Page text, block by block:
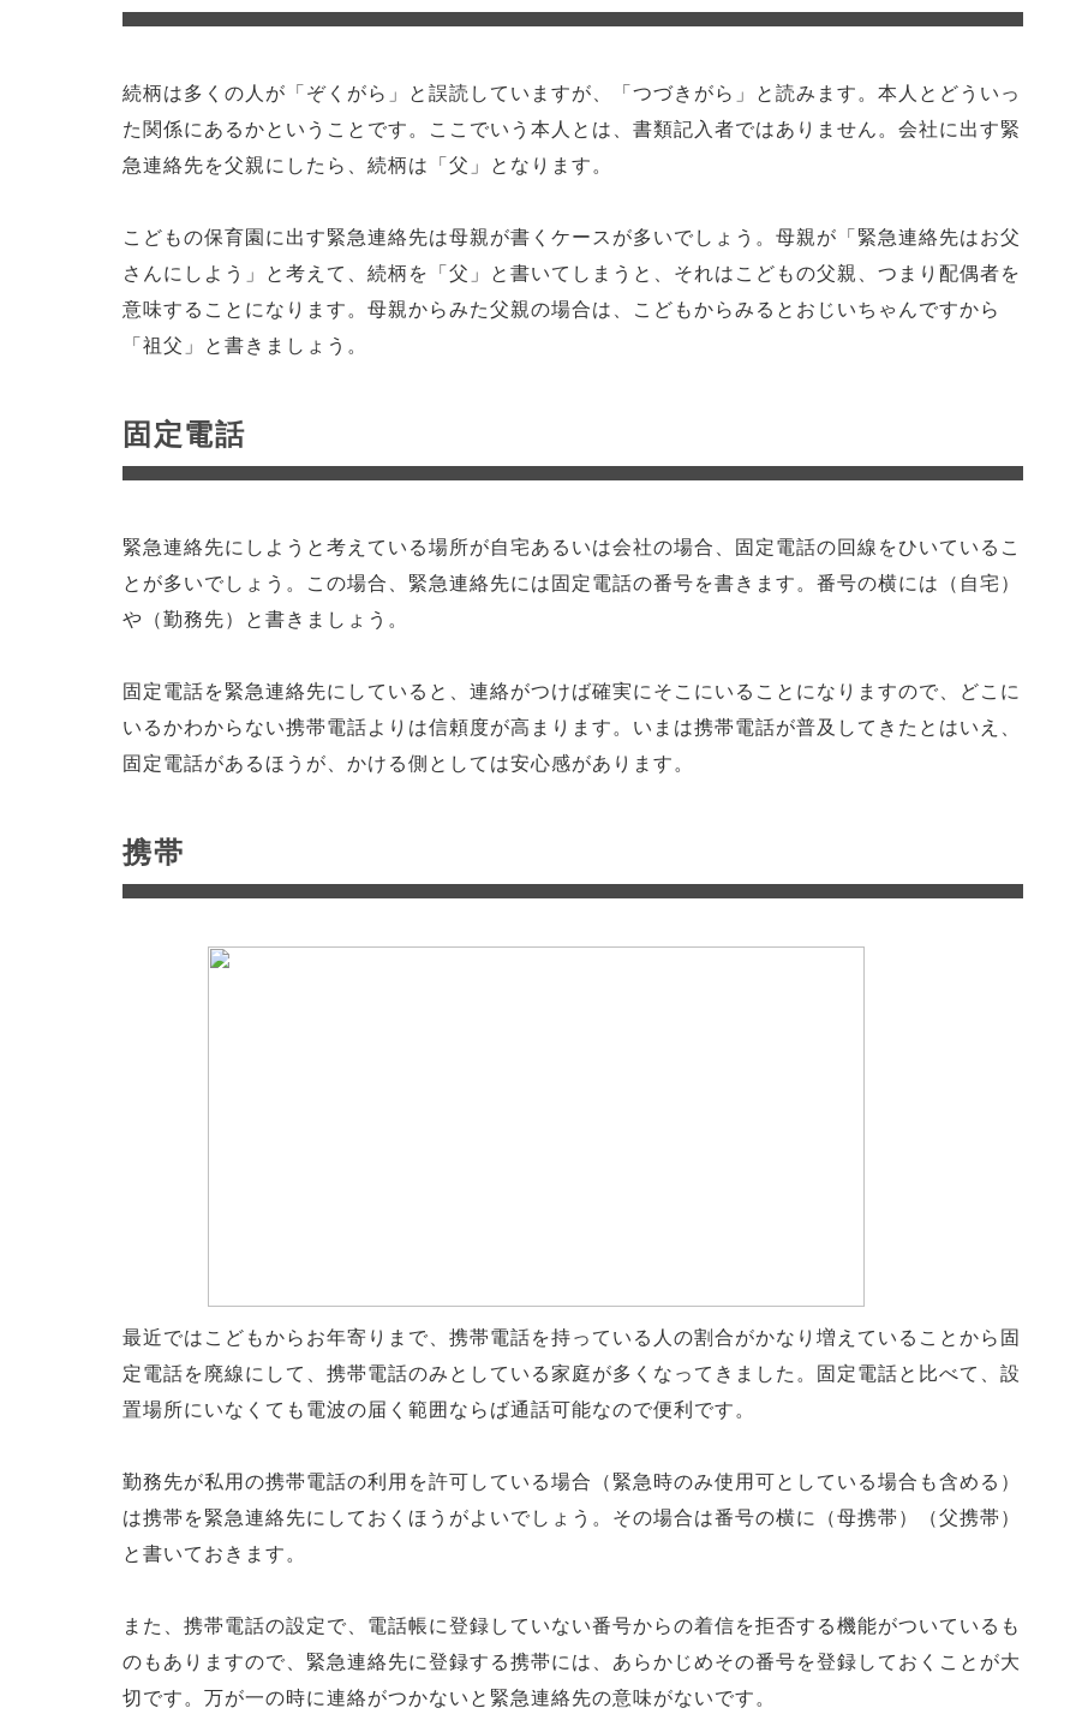
続柄は多くの人が「ぞくがら」と誤読していますが、「つづきがら」と読みます。本人とどういっ
た関係にあるかということです。ここでいう本人とは、書類記入者ではありません。会社に出す緊
急連絡先を父親にしたら、続柄は「父」となります。
こどもの保育園に出す緊急連絡先は母親が書くケースが多いでしょう。母親が「緊急連絡先はお父
さんにしよう」と考えて、続柄を「父」と書いてしまうと、それはこどもの父親、つまり配偶者を
意味することになります。母親からみた父親の場合は、こどもからみるとおじいちゃんですから
「祖父」と書きましょう。
固定電話
緊急連絡先にしようと考えている場所が自宅あるいは会社の場合、固定電話の回線をひいているこ
とが多いでしょう。この場合、緊急連絡先には固定電話の番号を書きます。番号の横には（自宅）
や（勤務先）と書きましょう。
固定電話を緊急連絡先にしていると、連絡がつけば確実にそこにいることになりますので、どこに
いるかわからない携帯電話よりは信頼度が高まります。いまは携帯電話が普及してきたとはいえ、
固定電話があるほうが、かける側としては安心感があります。
携帯
最近ではこどもからお年寄りまで、携帯電話を持っている人の割合がかなり増えていることから固
定電話を廃線にして、携帯電話のみとしている家庭が多くなってきました。固定電話と比べて、設
置場所にいなくても電波の届く範囲ならば通話可能なので便利です。
勤務先が私用の携帯電話の利用を許可している場合（緊急時のみ使用可としている場合も含める）
は携帯を緊急連絡先にしておくほうがよいでしょう。その場合は番号の横に（母携帯）（父携帯）
と書いておきます。
また、携帯電話の設定で、電話帳に登録していない番号からの着信を拒否する機能がついているも
のもありますので、緊急連絡先に登録する携帯には、あらかじめその番号を登録しておくことが大
切です。万が一の時に連絡がつかないと緊急連絡先の意味がないです。